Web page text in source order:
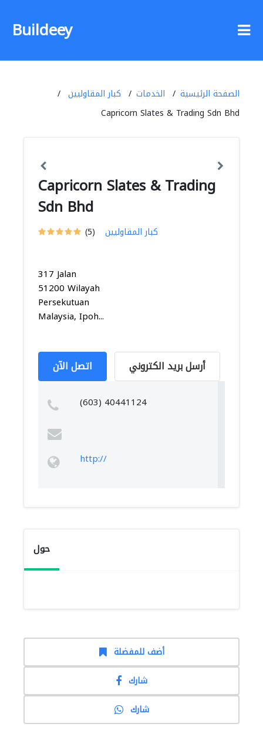
Buildeey
الصفحة الرئيسية الخدمات
كبار المقاوليين
Capricorn Slates & Trading Sdn Bhd
Capricorn Slates & Trading
Sdn Bhd
(5) كبار المقاوليين
317 Jalan
51200 Wilayah
Persekutuan
Malaysia, Ipoh...
اتصل الآن أرسل بريد الكتروني
(603) 40441124
http://
حول
أضف للمفضلة
شارك
شارك